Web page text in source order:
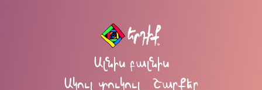
Ալնիս բալնիս
Ակուլ տուկուլ
Շարքեր